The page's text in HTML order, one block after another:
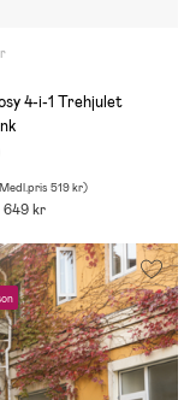
4-i-1 Trehjulet
Medl.pris 519 kr)
649 kr